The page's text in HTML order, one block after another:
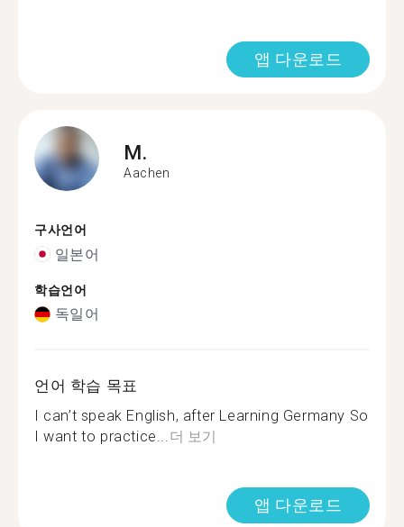
앱 다운로드
M.
Aachen
구사언어
일본어
학습언어
독일어
언어 학습 목표
I can’t speak English, after Learning Germany So
I want to practice...더 보기
앱 다운로드